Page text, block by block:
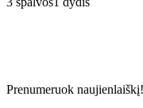
Prenumeruok naujienlaiškį!